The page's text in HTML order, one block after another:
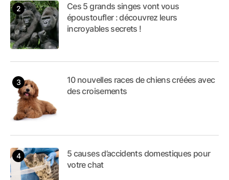
Ces 5 grands singes vont vous
époustoufler : découvrez leurs
incroyables secrets !
10 nouvelles races de chiens créées avec
des croisements
5 causes d’accidents domestiques pour
votre chat